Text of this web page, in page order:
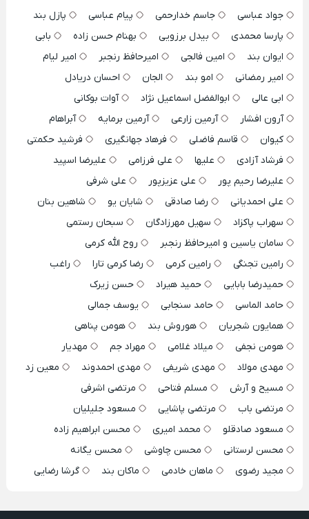
جواد عباسی جاسم خدارحمی پیام عباسی
پازل بند
پارسا محمدی
بیدل برزویی بهنام حسن زاده
بابی
ایوان بند
امین فالجی امیرحافظ رنجبر
امیر لیام
امیر رمضانی
امو بند الجان
احسان دریادل
ابی عالی
ابوالفضل اسماعیل نژاد
آوات بوکانی
آرون افشار
آرمین زارعی آرمین برمایه
آبراهام
کیوان
قاسم فاضلی فرهاد جهانگیری
فرشید حکمتی
فرشاد آزادی
علیها علی فرزامی
علیرضا اسپید
علیرضا رحیم پور
علی عزیزپور
علی شرفی
علی احمدیانی
رضا صادقی شایان یو
شاهین بنان
سهراب پاکزاد
سهیل مهرزادگان
سبحان رستمی
سامان یاسین و امیرحافظ رنجبر
روح الله کرمی
رامین تجنگی
رامین کرمی رضا کرمی تارا
راغب
حمیدرضا بابایی
حمید هیراد
حسن زیرک
حامد الماسی
حامد سنجابی
یوسف جمالی
همایون شجریان
هوروش بند
هومن پناهی
هومن نجفی
میلاد غلامی مهراد جم
مهدیار
مهدی مولاد
مهدی شریفی مهدی احمدوند
معین زد
مسیح و آرش
مسلم فتاحی
مرتضی اشرفی
مرتضی باب
مرتضی پاشایی
مسعود جلیلیان
مسعود صادقلو
محمد امیری
محسن ابراهیم زاده
محسن لرستانی
محسن چاوشی
محسن یگانه
مجید رضوی
ماهان خادمی ماکان بند گرشا رضایی